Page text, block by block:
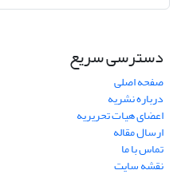
دسترسی سریع
صفحه اصلی
درباره نشریه
اعضای هیات تحریریه
ارسال مقاله
تماس با ما
نقشه سایت